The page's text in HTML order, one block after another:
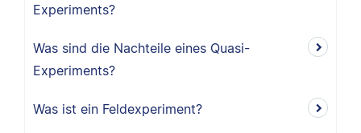
Experiments?
Was sind die Nachteile eines Quasi-
Experiments?
Was ist ein Feldexperiment?